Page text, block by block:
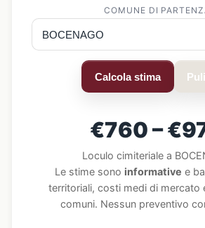
COMUNE DI
Calcola stima
€760 –
Loculo cimiteriale a
Le stime sono informative e
territoriali, costi medi di mercato
comuni. Nessun preventivo